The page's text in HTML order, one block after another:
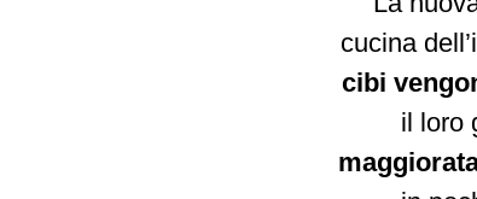
cucina
cibi
il loro